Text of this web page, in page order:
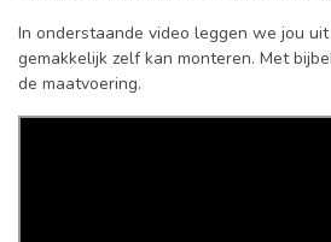
In onderstaande video leggen we jou
gemakkelijk zelf kan monteren. Met
de maatvoering.